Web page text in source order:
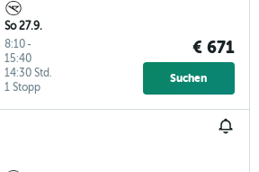
So 27.9.
8:10-
15:40
1 Stopp
14:30 Std.
€ 671
Suchen